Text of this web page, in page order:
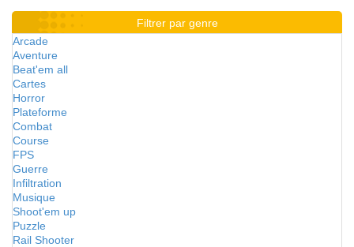
Filtrer par genre
Arcade
Aventure
Beat'em all
Cartes
Horror
Plateforme
Combat
Course
FPS
Guerre
Infiltration
Musique
Shoot'em up
Puzzle
Rail Shooter